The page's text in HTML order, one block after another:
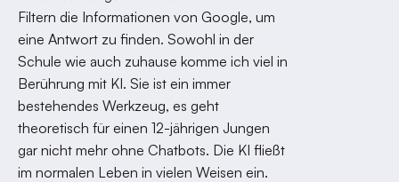
Filtern die Informationen von Google, um
eine Antwort zu finden. Sowohl in der
Schule wie auch zuhause komme ich viel in
Berührung mit KI. Sie ist ein immer
bestehendes Werkzeug, es geht
theoretisch für einen 12-jährigen Jungen
gar nicht mehr ohne Chatbots. Die KI fließt
im normalen Leben in vielen Weisen ein.